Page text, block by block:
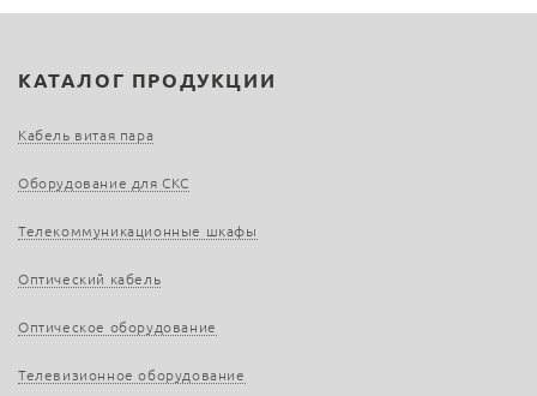
КАТАЛОГ ПРОДУКЦИИ
Кабель витая пара
Оборудование для СКС
Телекоммуникационные шкафы
Оптический кабель
Оптическое оборудование
Телевизионное оборудование